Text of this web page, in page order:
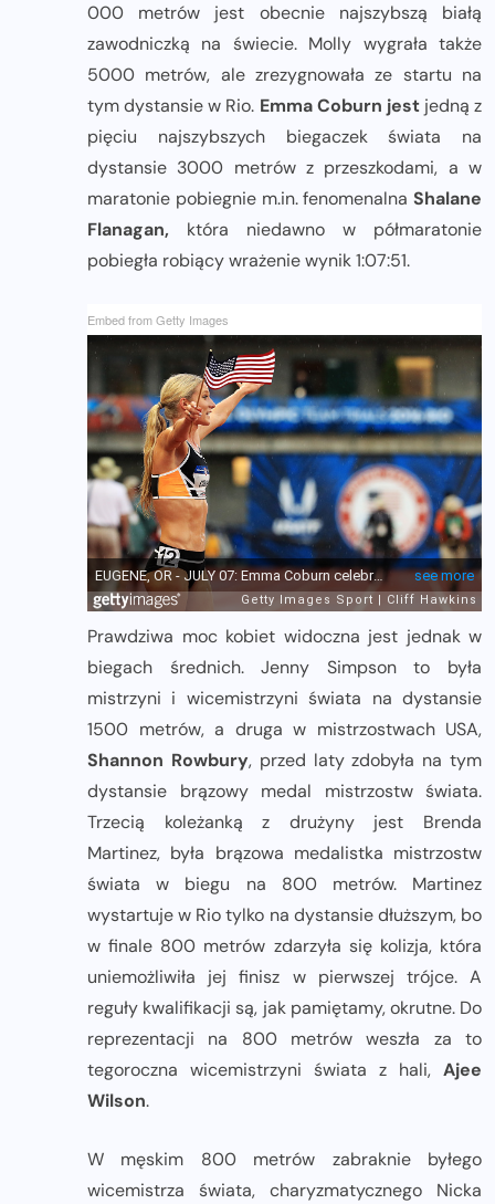
000 metrów jest obecnie najszybszą białą
zawodniczką na świecie. Molly wygrała także
5000 metrów, ale zrezygnowała ze startu na
tym dystansie w Rio. Emma Coburn jestjedną z
pięciu najszybszych biegaczek świata na
dystansie 3000 metrów z przeszkodami, a w
maratonie pobiegnie m.in. fenomenalna Shalane
Flanagan, która niedawno w półmaratonie
pobiegła robiący wrażenie wynik 1:07:51.
Embed from Getty Images
Prawdziwa moc kobiet widoczna jest jednak w
biegach średnich. Jenny Simpson to była
mistrzyni i wicemistrzyni świata na dystansie
1500 metrów, a druga w mistrzostwach USA,
Shannon Rowbury, przed laty zdobyła na tym
dystansie brązowy medal mistrzostw świata.
Trzecią koleżanką z drużyny jest Brenda
Martinez, była brązowa medalistka mistrzostw
świata w biegu na 800 metrów. Martinez
wystartuje w Rio tylko na dystansie dłuższym, bo
w finale 800 metrów zdarzyła się kolizja, która
uniemożliwiła jej finisz w pierwszej trójce. A
reguły kwalifikacji są, jak pamiętamy, okrutne. Do
reprezentacji na 800 metrów weszła za to
tegoroczna wicemistrzyni świata z hali, Ajee
Wilson.
W męskim 800 metrów zabraknie byłego
wicemistrza świata, charyzmatycznego Nicka